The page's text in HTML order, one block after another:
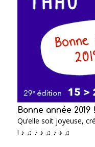
Bonne année 2019 !
Qu’elle soit joyeuse,
! ♪ ♫ ♪ ♪ ♫ ♪ ♪ ♫